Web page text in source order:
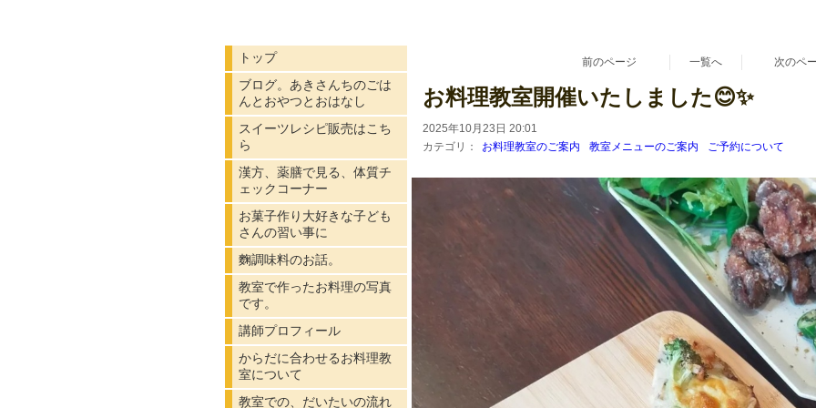
前のページ 一覧へ 次のペ
お料理教室開催いたしました😊✨
2025年10月23日 20:01
カテゴリ：
お料理教室のご案内 教室メニューのご案内 ご予約について
トップ
ブログ。あきさんちのごは
んとおやつとおはなし
スイーツレシピ販売はこち
ら
漢方、薬膳で見る、体質チ
ェックコーナー
お菓子作り大好きな子ども
さんの習い事に
麴調味料のお話。
教室で作ったお料理の写真
です。
講師プロフィール
からだに合わせるお料理教
室について
教室での、だいたいの流れ